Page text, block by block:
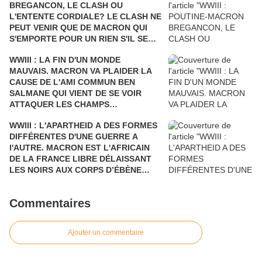
BREGANCON, LE CLASH OU
L'ENTENTE CORDIALE? LE CLASH NE
PEUT VENIR QUE DE MACRON QUI
S'EMPORTE POUR UN RIEN S'IL SE
ÉTÉ SARKOZY!
WWIII : LA FIN D'UN MONDE
MAUVAIS. MACRON VA PLAIDER LA
CAUSE DE L'AMI COMMUN BEN
SALMANE QUI VIENT DE SE VOIR
ATTAQUER LES CHAMPS
ET D'ARAMCO PAR LE YÉMEN Où LA
FRANCE BOMBARDE LES ENFANTS
ET LES CIVILS, AU PRÉSIDENT DE
TOUTES LES RUSSIES.
WWIII : L'APARTHEID A DES FORMES
DIFFÉRENTES D'UNE GUERRE A
l'AUTRE. MACRON EST L'AFRICAIN
DE LA FRANCE LIBRE DÉLAISSANT
LES NOIRS AUX CORPS D’ÉBÈNE
DÉBARQUEMENT DE PROVENCE. UN
GOUMIERS, SPAHIS ET TIRAILLEURS
QUI N’ÉTAIENT PAS REPRÉSENTÉS.
Commentaires
Ajouter un commentaire